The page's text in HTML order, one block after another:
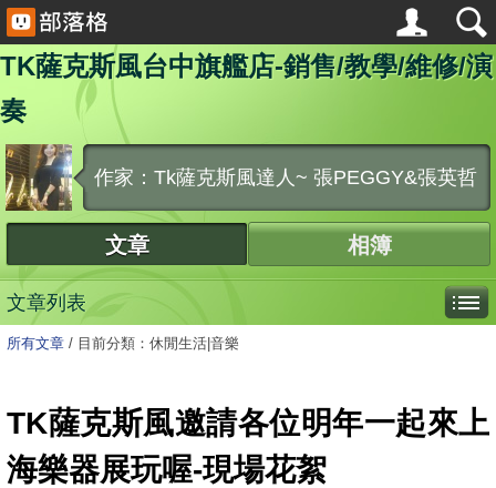
TK薩克斯風台中旗艦店-銷售/教學/維修/演
奏
作家：Tk薩克斯風達人~ 張PEGGY&張英哲
文章 相簿
文章列表
所有文章 / 目前分類：休閒生活|音樂
TK薩克斯風邀請各位明年一起來上
海樂器展玩喔-現場花絮